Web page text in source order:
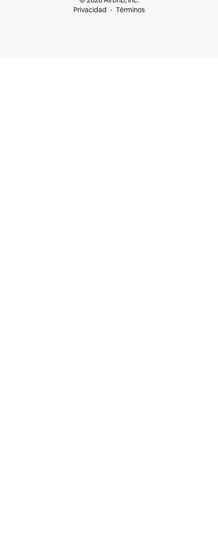
Privacidad
Términos